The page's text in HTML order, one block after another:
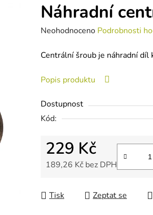
Náhradní
Průměrné
produktu
0,0
z
hvězdiček.
Neohodnoceno Podrobnosti
Centrální šroub je náhradní díl
Popis produktu
Dostupnost
Kód:
229 Kč
189,26 Kč bez DPH
Tisk
Zeptat se